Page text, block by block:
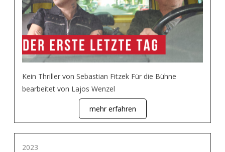
Kein Thriller von Sebastian Fitzek Für die Bühne
bearbeitet von Lajos Wenzel
mehr erfahren
2023